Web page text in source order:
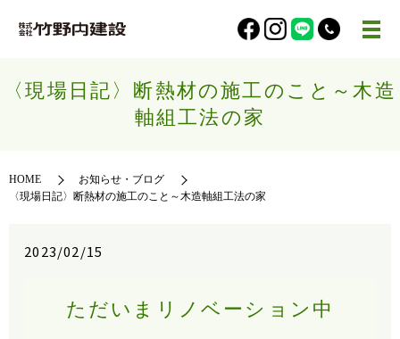
〈現場日記〉断熱材の施工のこと～木造
軸組工法の家
HOME
お知らせ・ブログ
〈現場日記〉断熱材の施工のこと～木造軸組工法の家
2023/02/15
ただいまリノベーション中